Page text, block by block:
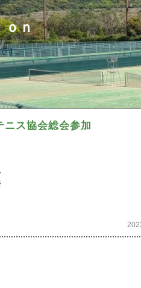
ｏｎ
す。
ニス協会総会参加